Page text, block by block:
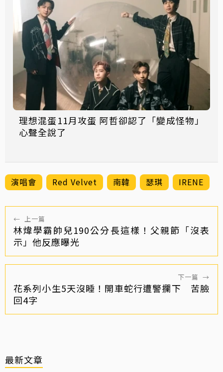
理想混蛋11月攻蛋 阿哲卻認了「變成怪物」
心聲全說了
演唱會 Red Velvet 南韓 瑟琪 IRENE
← 上一篇
林煒學霸帥兒190公分長這樣！父親節「沒表
示」他反應曝光
下一篇 →
花系列小生5天沒睡！開車蛇行遭警攔下 苦臉
回4字
最新文章